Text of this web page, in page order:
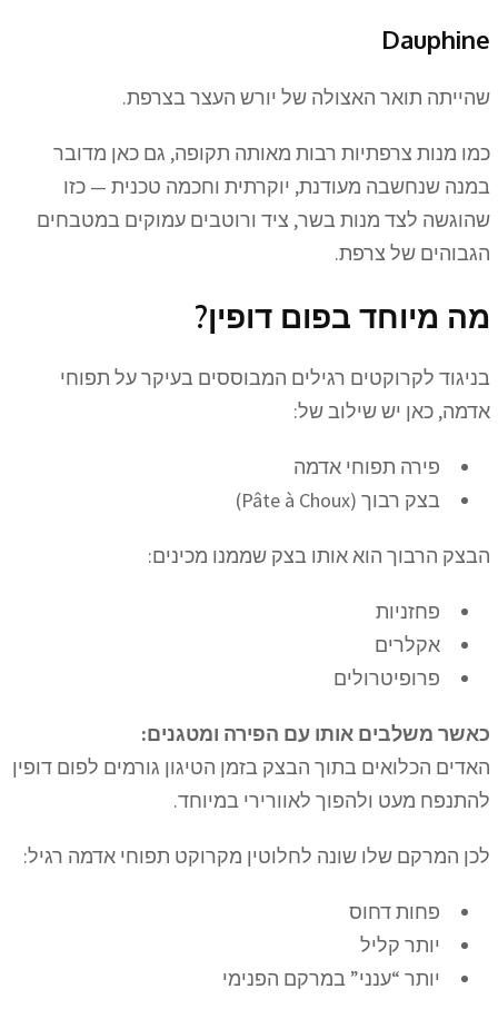
Dauphine
שהייתה תואר האצולה של יורש העצר בצרפת.
כמו מנות צרפתיות רבות מאותה תקופה, גם כאן מדובר
במנה שנחשבה מעודנת, יוקרתית וחכמה טכנית — כזו
שהוגשה לצד מנות בשר, ציד ורוטבים עמוקים במטבחים
הגבוהים של צרפת.
מה מיוחד בפום דופין?
בניגוד לקרוקטים רגילים המבוססים בעיקר על תפוחי
אדמה, כאן יש שילוב של:
פירה תפוחי אדמה
בצק רבוך (Pâte à Choux)
הבצק הרבוך הוא אותו בצק שממנו מכינים:
פחזניות
אקלרים
פרופיטרולים
כאשר משלבים אותו עם הפירה ומטגנים:
האדים הכלואים בתוך הבצק בזמן הטיגון גורמים לפום דופין
להתנפח מעט ולהפוך לאוורירי במיוחד.
לכן המרקם שלו שונה לחלוטין מקרוקט תפוחי אדמה רגיל:
פחות דחוס
יותר קליל
יותר “ענני” במרקם הפנימי